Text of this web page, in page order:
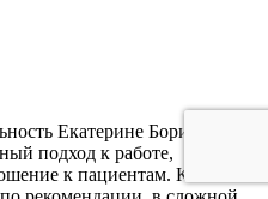
Екатерине Борисовне за
подход к работе,
к пациентам. К